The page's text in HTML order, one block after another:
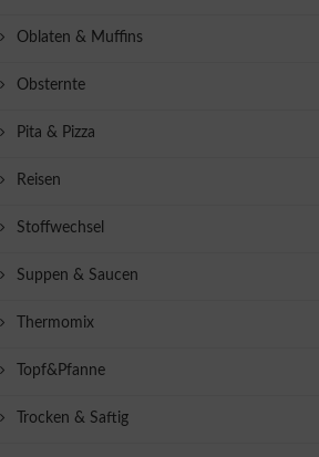
Oblaten & Muffins
Obsternte
Pita & Pizza
Reisen
Stoffwechsel
Suppen & Saucen
Thermomix
Topf&Pfanne
Trocken & Saftig